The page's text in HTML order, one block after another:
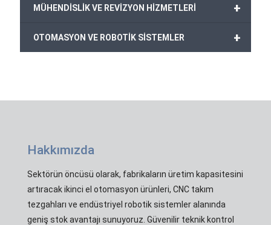
+
MÜHENDİSLİK VE REVİZYON HİZMETLERİ
+
OTOMASYON VE ROBOTİK SİSTEMLER
Hakkımızda
Sektörün öncüsü olarak, fabrikaların üretim kapasitesini
artıracak ikinci el otomasyon ürünleri, CNC takım
tezgahları ve endüstriyel robotik sistemler alanında
geniş stok avantajı sunuyoruz. Güvenilir teknik kontrol